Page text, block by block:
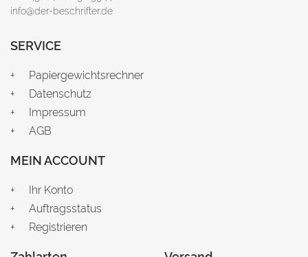
info@der-beschrifter.de
SERVICE
Papiergewichtsrechner
Datenschutz
Impressum
AGB
MEIN ACCOUNT
Ihr Konto
Auftragsstatus
Registrieren